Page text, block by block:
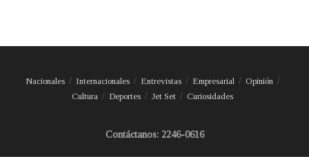
Nacionales Internacionales Entrevistas Empresarial
Opinión
Cultura
Deportes Jet Set Curiosidades
Contáctanos: 2246-0616